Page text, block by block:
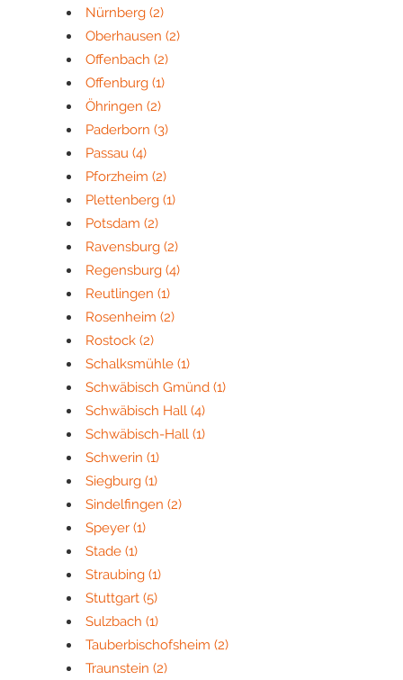
Nürnberg (2)
Oberhausen (2)
Offenbach (2)
Offenburg (1)
Öhringen (2)
Paderborn (3)
Passau (4)
Pforzheim (2)
Plettenberg (1)
Potsdam (2)
Ravensburg (2)
Regensburg (4)
Reutlingen (1)
Rosenheim (2)
Rostock (2)
Schalksmühle (1)
Schwäbisch Gmünd (1)
Schwäbisch Hall (4)
Schwäbisch-Hall (1)
Schwerin (1)
Siegburg (1)
Sindelfingen (2)
Speyer (1)
Stade (1)
Straubing (1)
Stuttgart (5)
Sulzbach (1)
Tauberbischofsheim (2)
Traunstein (2)